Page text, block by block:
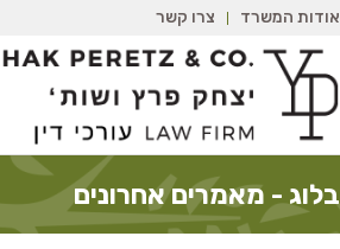
אודות המשרד צרו קשר
בלוג - מאמרים אחרונים